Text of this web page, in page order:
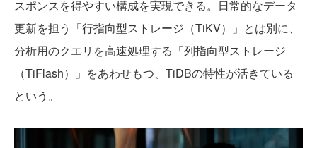
スポンスを得やすい構成を実現できる。日常的なデータ
更新を担う「行指向型ストレージ（TiKV）」とは別に、
分析用のクエリを高速処理する「列指向型ストレージ
（TiFlash）」をあわせもつ、TiDBの特性が活きている
という。